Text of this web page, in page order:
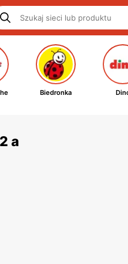
Biedronka
a